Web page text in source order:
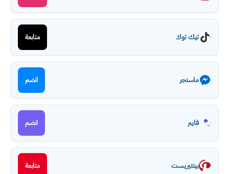
تيك توك متابعة
ماسنجر انضم
فايبر انضم
بينتيريست متابعة